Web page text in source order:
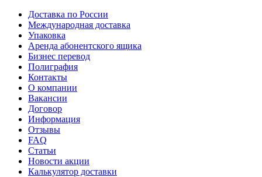
Доставка по России
Международная доставка
Упаковка
Аренда абонентского ящика
Бизнес перевод
Полиграфия
Контакты
О компании
Вакансии
Договор
Информация
Отзывы
FAQ
Статьи
Новости акции
Калькулятор доставки